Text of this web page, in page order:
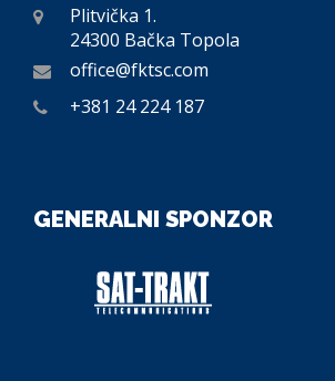
Plitvička 1.
24300 Bačka Topola
office@fktsc.com
+381 24 224 187
GENERALNI SPONZOR